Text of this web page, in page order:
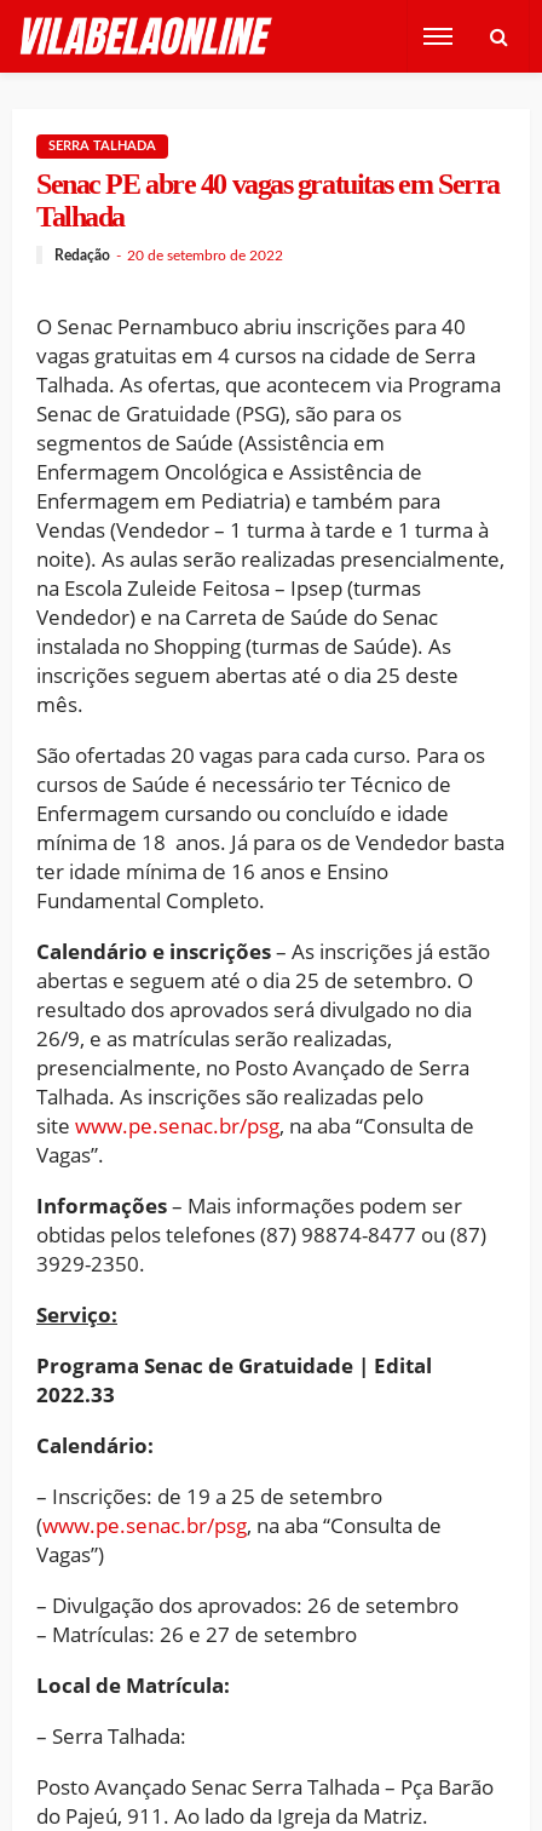
SERRA TALHADA
Senac PE abre 40 vagas gratuitas em Serra
Talhada
Redação 20 de setembro de 2022
O Senac Pernambuco abriu inscrições para 40
vagas gratuitas em 4 cursos na cidade de Serra
Talhada. As ofertas, que acontecem via Programa
Senac de Gratuidade (PSG), são para os
segmentos de Saúde (Assistência em
Enfermagem Oncológica e Assistência de
Enfermagem em Pediatria) e também para
Vendas (Vendedor – 1 turma à tarde e 1 turma à
noite). As aulas serão realizadas presencialmente,
na Escola Zuleide Feitosa – Ipsep (turmas
Vendedor) e na Carreta de Saúde do Senac
instalada no Shopping (turmas de Saúde). As
inscrições seguem abertas até o dia 25 deste
mês.
São ofertadas 20 vagas para cada curso. Para os
cursos de Saúde é necessário ter Técnico de
Enfermagem cursando ou concluído e idade
mínima de 18 anos. Já para os de Vendedor basta
ter idade mínima de 16 anos e Ensino
Fundamental Completo.
Calendário e inscrições– As inscrições já estão
abertas e seguem até o dia 25 de setembro. O
resultado dos aprovados será divulgado no dia
26/9, e as matrículas serão realizadas,
presencialmente, no Posto Avançado de Serra
Talhada. As inscrições são realizadas pelo
site www.pe.senac.br/psg, na aba “Consulta de
Vagas”.
Informações– Mais informações podem ser
obtidas pelos telefones (87) 98874-8477 ou (87)
3929-2350.
Serviço:
Programa Senac de Gratuidade | Edital
2022.33
Calendário:
– Inscrições: de 19 a 25 de setembro
(www.pe.senac.br/psg, na aba “Consulta de
Vagas”)
– Divulgação dos aprovados: 26 de setembro
– Matrículas: 26 e 27 de setembro
Local de Matrícula:
– Serra Talhada:
Posto Avançado Senac Serra Talhada – Pça Barão
do Pajeú, 911. Ao lado da Igreja da Matriz.